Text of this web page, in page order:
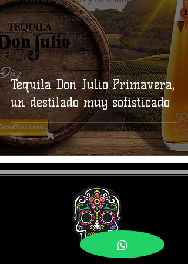
Bebidas y Destilados
El Alcohol y la Salud
Bares y Restaurantes
Noticias e Información
Coctelería
Tequila Don Julio Primavera,
un destilado muy sofisticado